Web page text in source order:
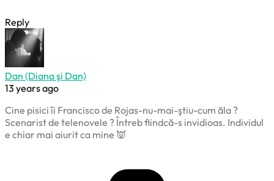
Reply
Dan (Diana şi Dan)
13 years ago
Cine pisici îi Francisco de Rojas-nu-mai-ştiu-cum ăla ?
Scenarist de telenovele ? Întreb fiindcă-s invidioas. Individul
e chiar mai aiurit ca mine 👿